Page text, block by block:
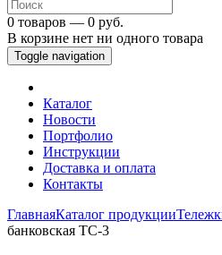
0 товаров — 0 руб.
В корзине нет ни одного товара
Toggle navigation
Каталог
Новости
Портфолио
Инструкции
Доставка и оплата
Контакты
ГлавнаяКаталог продукции
банковская ТС-3